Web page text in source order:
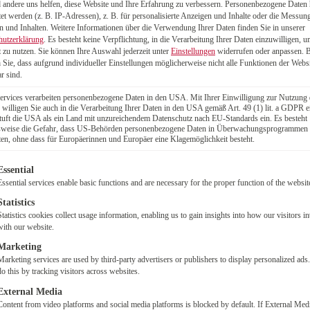
stand die RAK Freiburg zunächst vor der
geregelt wurden unter anderem die
um die Wahrung des
Unveränderbarkeit der Daten
eine anonymisierte
Schutz vor Cyberangriffen. Darüber
und eine permanente
die ersten beiden
2022 erste Zweifel und Unsicherheiten aus
Wahl zur 8. Satzungsversammlung online
aus einer anderen Kammer, die mit
Erfahrungen gemacht hatte, sind wir auf
haben wir ein Angebot eingeholt,
preislich überzeugt hat.“, berichtet Tilman
andere uns helfen, diese Website und Ihre Erfahrung zu verbessern. Personenbezogene Daten
werden (z. B. IP-Adressen), z. B. für personalisierte Anzeigen und Inhalte oder die
und Inhalten. Weitere Informationen über die Verwendung Ihrer Daten finden Sie in unserer
Es besteht keine Verpflichtung, in die Verarbeitung Ihrer Daten einzuwilligen,
nutzen. Sie können Ihre Auswahl jederzeit unter Einstellungen widerrufen oder anpassen.
Sie, dass aufgrund individueller Einstellungen möglicherweise nicht alle Funktionen der
sind.
verarbeiten personenbezogene Daten in den USA. Mit Ihrer Einwilligung zur Nutzung
willigen Sie auch in die Verarbeitung Ihrer Daten in den USA gemäß Art. 49 (1) lit. a GDPR
die USA als ein Land mit unzureichendem Datenschutz nach EU-Standards ein. Es besteht
die Gefahr, dass US-Behörden personenbezogene Daten in Überwachungsprogrammen
ohne dass für Europäerinnen und Europäer eine Klagemöglichkeit besteht.
eine Liste der Service-Gruppen, für die eine
services enable basic functions and are necessary for the proper function of the
cookies collect usage information, enabling us to gain insights into how our visitors
our website.
services are used by third-party advertisers or publishers to display personalized
this by tracking visitors across websites.
Media
from video platforms and social media platforms is blocked by default. If External